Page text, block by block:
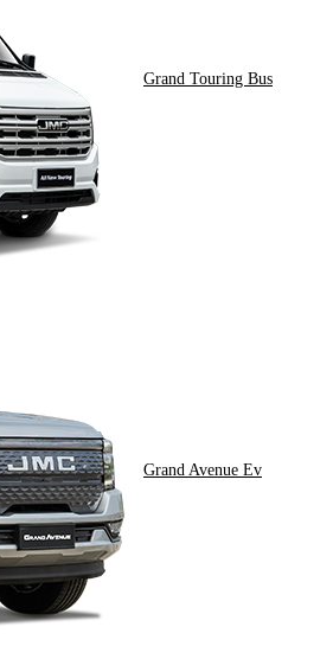
Grand Touring Bus
Grand Avenue Ev